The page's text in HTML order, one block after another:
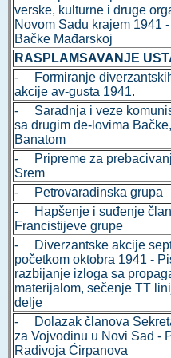
verske, kulturne i druge
Novom Sadu krajem 1941
Bačke Mađarskoj
RASPLAMSAVANJE
- Formiranje
akcije av-gusta 1941.
- Saradnja i veze
sa drugim de-lovima
Banatom
- Pripreme za
Srem
- Petrovaradinska grupa
- Hapšenje i suđenje
Francistijeve grupe
- Diverzantske akcije
početkom oktobra 1941 -
razbijanje izloga sa
materijalom, sečenje TT
delje
- Dolazak članova
za Vojvodinu u Novi Sad -
Radivoja Ćirpanova